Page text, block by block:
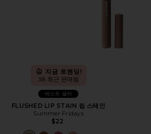
지금 트렌딩!
38 최근 판매됨
베스트 셀러
FLUSHED LIP STAIN 립 스테인
Summer Fridays
$22